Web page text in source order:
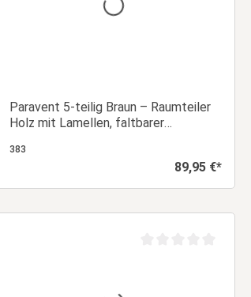
Paravent 5-teilig Braun – Raumteiler
Holz mit Lamellen, faltbarer
383
Regulärer Preis:
89,95 €*